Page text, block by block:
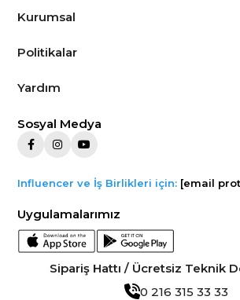
Kurumsal
Politikalar
Yardım
Sosyal Medya
Influencer ve İş Birlikleri için: [email
Uygulamalarımız
Sipariş Hattı / Ücretsiz Teknik
0 216 315 33 33